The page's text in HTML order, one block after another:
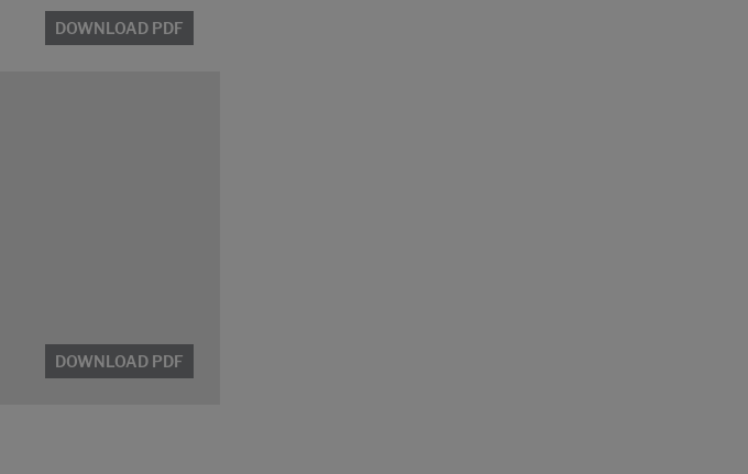
DOWNLOAD PDF
DOWNLOAD PDF